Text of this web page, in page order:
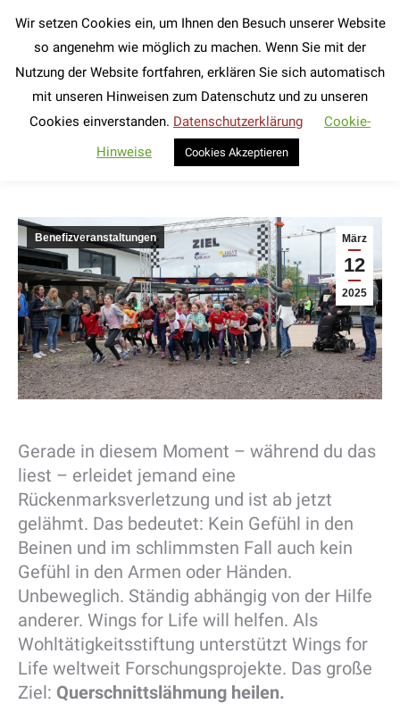
Search:
Wings for Life World Run in Rehlingen
2025
Sie befinden sich hier:
März
12
2025
Benefizveranstaltungen
Gerade in diesem Moment – während du das
liest – erleidet jemand eine
Rückenmarksverletzung und ist ab jetzt
gelähmt. Das bedeutet: Kein Gefühl in den
Beinen und im schlimmsten Fall auch kein
Gefühl in den Armen oder Händen.
Unbeweglich. Ständig abhängig von der Hilfe
anderer. Wings for Life will helfen. Als
Wohltätigkeitsstiftung unterstützt Wings for
Life weltweit Forschungsprojekte. Das große
Ziel: Querschnittslähmung heilen.
Wir setzen Cookies ein, um Ihnen den Besuch unserer Website
so angenehm wie möglich zu machen. Wenn Sie mit der
Nutzung der Website fortfahren, erklären Sie sich automatisch
mit unseren Hinweisen zum Datenschutz und zu unseren
Cookies einverstanden. Datenschutzerklärung
Cookie-
Hinweise
Cookies Akzeptieren